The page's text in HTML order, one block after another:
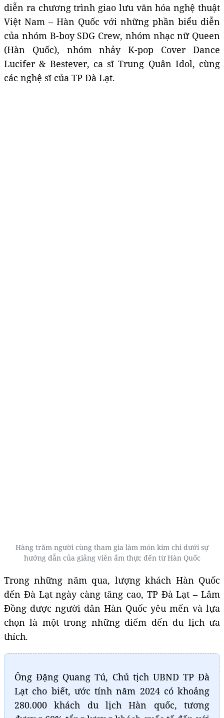
diễn ra chương trình giao lưu văn hóa nghệ thuật
Việt Nam – Hàn Quốc với những phần biểu diễn
của nhóm B-boy SDG Crew, nhóm nhạc nữ Queen
(Hàn Quốc), nhóm nhảy K-pop Cover Dance
Lucifer & Bestever, ca sĩ Trung Quân Idol, cùng
các nghệ sĩ của TP Đà Lạt.
Hàng trăm người cùng tham gia làm món kim chi dưới sự
hướng dẫn của giảng viên ẩm thực đến từ Hàn Quốc
Trong những năm qua, lượng khách Hàn Quốc
đến Đà Lạt ngày càng tăng cao, TP Đà Lạt – Lâm
Đồng được người dân Hàn Quốc yêu mến và lựa
chọn là một trong những điểm đến du lịch ưa
thích.
Ông Đặng Quang Tú, Chủ tịch UBND TP Đà
Lạt cho biết, ước tính năm 2024 có khoảng
280.000 khách du lịch Hàn quốc, tương